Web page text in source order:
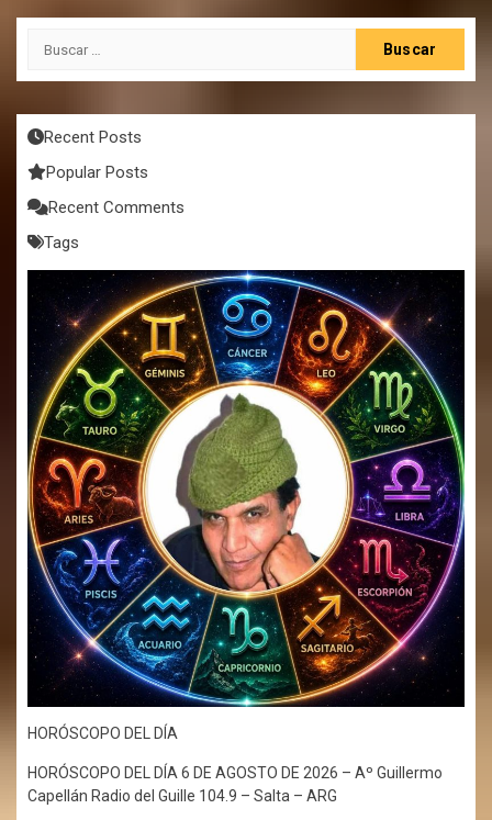
Buscar:
Recent Posts
Popular Posts
Recent Comments
Tags
HORÓSCOPO DEL DÍA
HORÓSCOPO DEL DÍA 6 DE AGOSTO DE 2026 – Aº Guillermo
Capellán Radio del Guille 104.9 – Salta – ARG